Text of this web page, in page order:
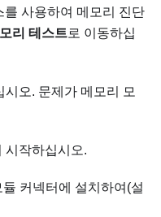
를 사용하여 메모리 진단
리 테스트로 이동하십
오. 문제가 메모리 모
시작하십시오.
커넥터에 설치하여(설